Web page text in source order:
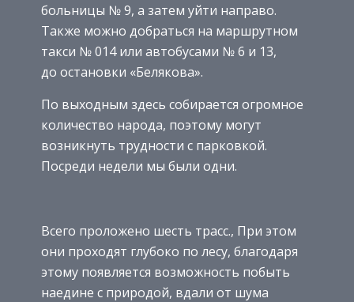
больницы № 9, а затем уйти направо.
Также можно добраться на маршрутном
такси № 014 или автобусами № 6 и 13,
до остановки «Белякова».
По выходным здесь собирается огромное
количество народа, поэтому могут
возникнуть трудности с парковкой.
Посреди недели мы были одни.
Всего проложено шесть трасс., При этом
они проходят глубоко по лесу, благодаря
этому появляется возможность побыть
наедине с природой, вдали от шума